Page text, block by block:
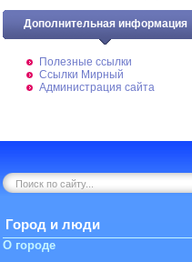
Дополнительная информация
Полезные ссылки
Ссылки Мирный
Администрация сайта
Город и люди
О городе